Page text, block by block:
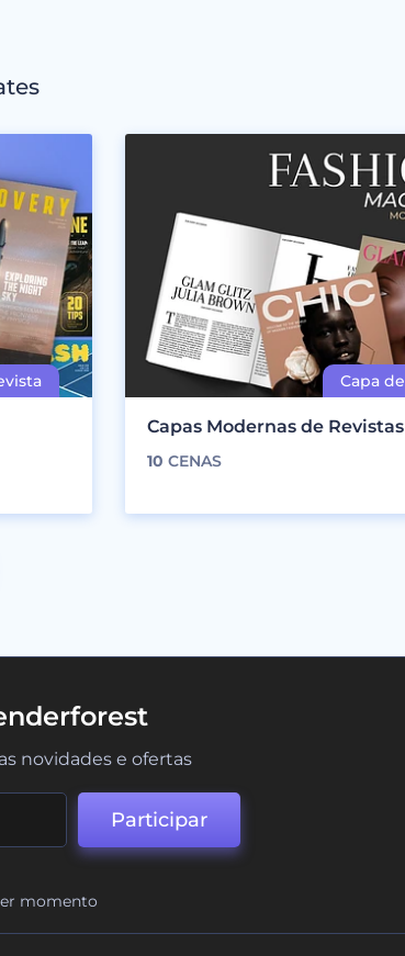
Capas Modernas de Revistas
10 CENAS
novidades e ofertas
Participar
momento